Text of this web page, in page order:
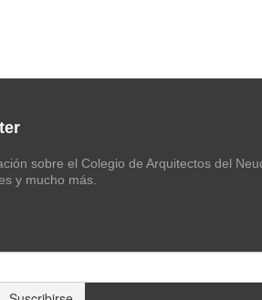
sobre el Colegio de Arquitectos del
y mucho más.